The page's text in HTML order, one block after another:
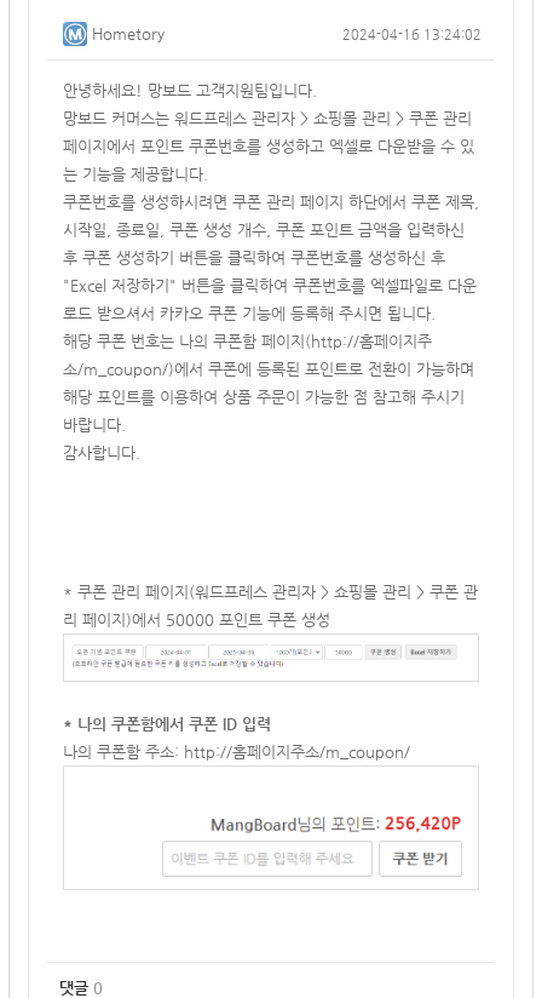
Hometory 2024-04-16 13:24:02
안녕하세요! 망보드 고객지원팀입니다.
망보드 커머스는 워드프레스 관리자 > 쇼핑몰 관리 > 쿠폰 관리
페이지에서 포인트 쿠폰번호를 생성하고 엑셀로 다운받을 수 있
는 기능을 제공합니다.
쿠폰번호를 생성하시려면 쿠폰 관리 페이지 하단에서 쿠폰 제목,
시작일, 종료일, 쿠폰 생성 개수, 쿠폰 포인트 금액을 입력하신
후 쿠폰 생성하기 버튼을 클릭하여 쿠폰번호를 생성하신 후
"Excel 저장하기" 버튼을 클릭하여 쿠폰번호를 엑셀파일로 다운
로드 받으셔서 카카오 쿠폰 기능에 등록해 주시면 됩니다.
해당 쿠폰 번호는 나의 쿠폰함 페이지(http://홈페이지주
소/m_coupon/)에서 쿠폰에 등록된 포인트로 전환이 가능하며
해당 포인트를 이용하여 상품 주문이 가능한 점 참고해 주시기
바랍니다.
감사합니다.
* 쿠폰 관리 페이지(워드프레스 관리자 > 쇼핑몰 관리 > 쿠폰 관
리 페이지)에서 50000 포인트 쿠폰 생성
* 나의 쿠폰함에서 쿠폰 ID 입력
나의 쿠폰함 주소: http://홈페이지주소/m_coupon/
댓글 0